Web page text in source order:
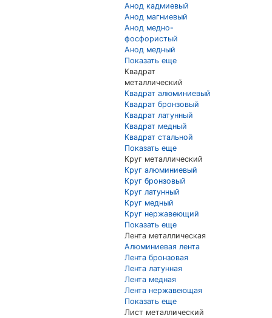
Анод кадмиевый
Анод магниевый
Анод медно-
фосфористый
Анод медный
Показать еще
Квадрат
металлический
Квадрат алюминиевый
Квадрат бронзовый
Квадрат латунный
Квадрат медный
Квадрат стальной
Показать еще
Круг металлический
Круг алюминиевый
Круг бронзовый
Круг латунный
Круг медный
Круг нержавеющий
Показать еще
Лента металлическая
Алюминиевая лента
Лента бронзовая
Лента латунная
Лента медная
Лента нержавеющая
Показать еще
Лист металлический